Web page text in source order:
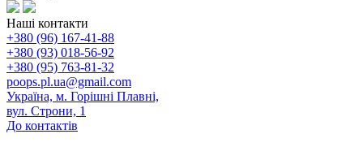
Наші контакти
+380 (96) 167-41-88
+380 (93) 018-56-92
+380 (95) 763-81-32
poops.pl.ua@gmail.com
Україна, м. Горішні Плавні,
вул. Строни, 1
До контактів